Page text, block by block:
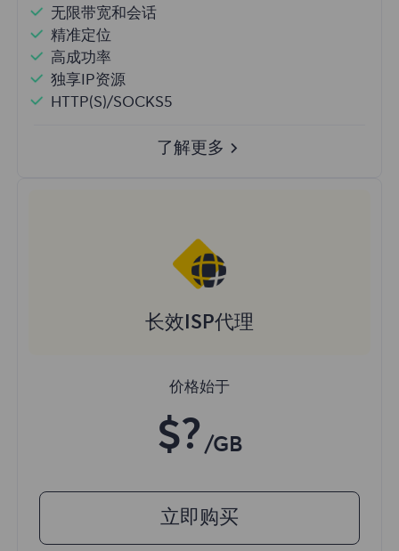
无限带宽和会话
精准定位
高成功率
独享IP资源
HTTP(S)/SOCKS5
了解更多
长效ISP代理
价格始于
$? /GB
立即购买